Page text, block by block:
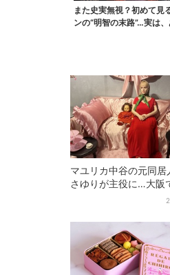
また史実無視？初めて見
ンの“明智の末路”…実は、
マユリカ中谷の元同居
さゆりが主役に…大阪
物展」開催、コンセプ